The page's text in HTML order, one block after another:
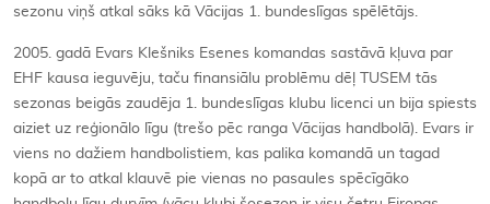
sezonu viņš atkal sāks kā Vācijas 1. bundeslīgas spēlētājs.
2005. gadā Evars Klešniks Esenes komandas sastāvā kļuva par
EHF kausa ieguvēju, taču finansiālu problēmu dēļ TUSEM tās
sezonas beigās zaudēja 1. bundeslīgas klubu licenci un bija spiests
aiziet uz reģionālo līgu (trešo pēc ranga Vācijas handbolā). Evars ir
viens no dažiem handbolistiem, kas palika komandā un tagad
kopā ar to atkal klauvē pie vienas no pasaules spēcīgāko